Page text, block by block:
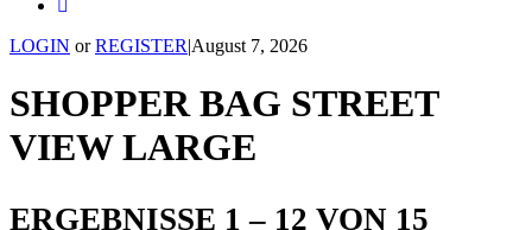
LOGIN orREGISTER|August 7, 2026
SHOPPER BAG STREET
VIEW LARGE
ERGEBNISSE 1 – 12 VON 15